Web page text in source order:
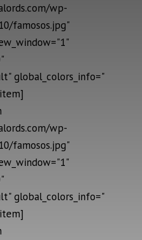
wp-
famosos.jpg"
global_colors_info="
wp-
famosos.jpg"
global_colors_info="